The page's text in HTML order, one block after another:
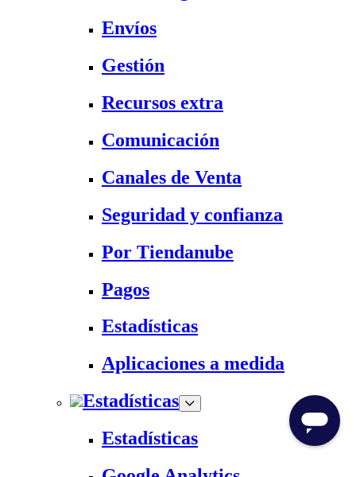
Envíos
Gestión
Recursos extra
Comunicación
Canales de Venta
Seguridad y confianza
Por Tiendanube
Pagos
Estadísticas
Aplicaciones a medida
Estadísticas
Estadísticas